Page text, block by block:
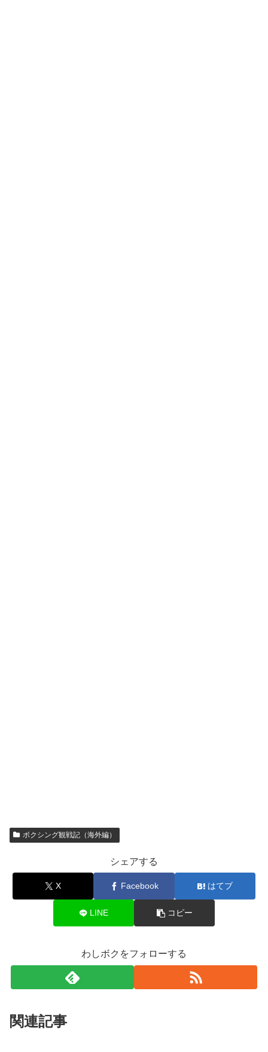
ボクシング観戦記（海外編）
シェアする
X Facebook はてブ
LINE コピー
わしボクをフォローする
関連記事